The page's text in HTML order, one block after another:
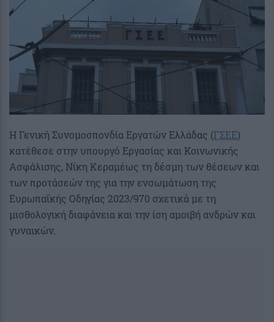
Η Γενική Συνομοσπονδία Εργατών Ελλάδας (ΓΣΕΕ)
κατέθεσε στην υπουργό Εργασίας και Κοινωνικής
Ασφάλισης, Νίκη Κεραμέως τη δέσμη των θέσεων και
των προτάσεών της για την ενσωμάτωση της
Ευρωπαϊκής Οδηγίας 2023/970 σχετικά με τη
μισθολογική διαφάνεια και την ίση αμοιβή ανδρών και
γυναικών.